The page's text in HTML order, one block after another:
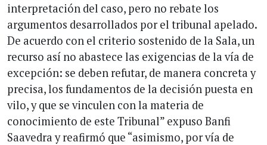
interpretación del caso, pero no rebate los
argumentos desarrollados por el tribunal apelado.
De acuerdo con el criterio sostenido de la Sala, un
recurso así no abastece las exigencias de la vía de
excepción: se deben refutar, de manera concreta y
precisa, los fundamentos de la decisión puesta en
vilo, y que se vinculen con la materia de
conocimiento de este Tribunal” expuso Banfi
Saavedra y reafirmó que “asimismo, por vía de